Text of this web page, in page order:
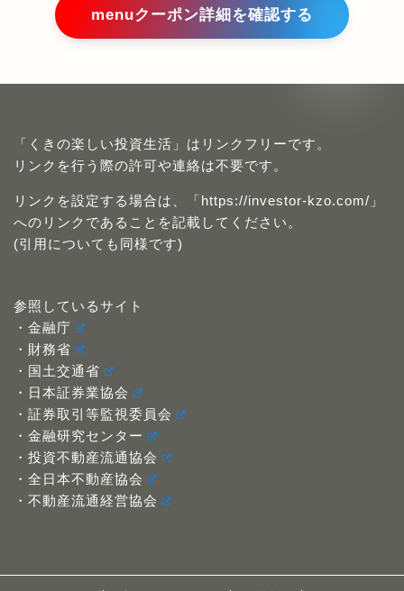
menuクーポン詳細を確認する
「くきの楽しい投資生活」はリンクフリーです。
リンクを行う際の許可や連絡は不要です。
リンクを設定する場合は、「https://investor-kzo.com/」
へのリンクであることを記載してください。
(引用についても同様です)
参照しているサイト
・金融庁
・財務省
・国土交通省
・日本証券業協会
・証券取引等監視委員会
・金融研究センター
・投資不動産流通協会
・全日本不動産協会
・不動産流通経営協会